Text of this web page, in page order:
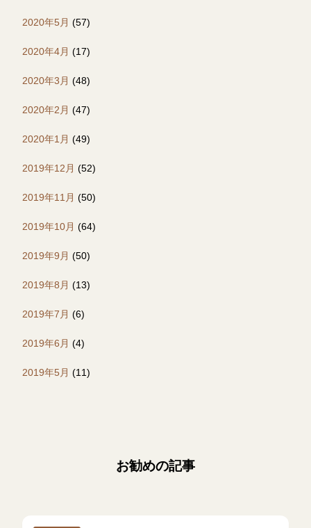
2020年5月 (57)
2020年4月 (17)
2020年3月 (48)
2020年2月 (47)
2020年1月 (49)
2019年12月 (52)
2019年11月 (50)
2019年10月 (64)
2019年9月 (50)
2019年8月 (13)
2019年7月 (6)
2019年6月 (4)
2019年5月 (11)
お勧めの記事